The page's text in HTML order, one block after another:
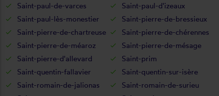
Saint-paul-de-varces
Saint-paul-d'izeaux
Saint-paul-lès-monestier
Saint-pierre-de-bressieux
Saint-pierre-de-chartreuse
Saint-pierre-de-chérennes
Saint-pierre-de-méaroz
Saint-pierre-de-mésage
Saint-pierre-d'allevard
Saint-prim
Saint-quentin-fallavier
Saint-quentin-sur-isère
Saint-romain-de-jalionas
Saint-romain-de-surieu